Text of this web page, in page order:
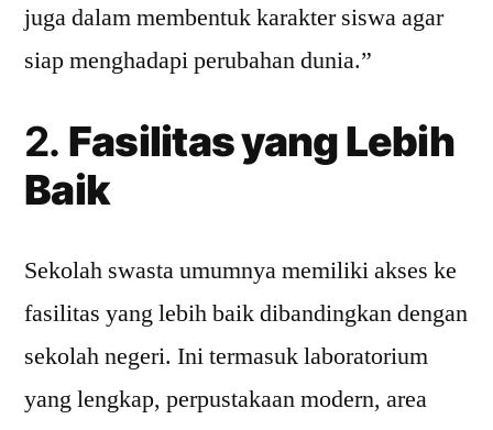
juga dalam membentuk karakter siswa agar
siap menghadapi perubahan dunia.”
2. Fasilitas yang Lebih
Baik
Sekolah swasta umumnya memiliki akses ke
fasilitas yang lebih baik dibandingkan dengan
sekolah negeri. Ini termasuk laboratorium
yang lengkap, perpustakaan modern, area